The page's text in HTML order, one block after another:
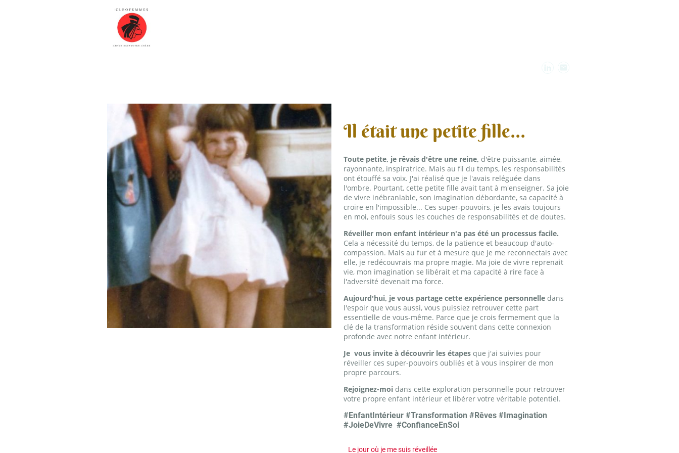
Il était une petite fille...
Toute petite, je rêvais d'être une reine, d'être puissante, aimée,
rayonnante, inspiratrice. Mais au fil du temps, les responsabilités
ont étouffé sa voix. J'ai réalisé que je l'avais reléguée dans
l'ombre. Pourtant, cette petite fille avait tant à m'enseigner. Sa joie
de vivre inébranlable, son imagination débordante, sa capacité à
croire en l'impossible... Ces super-pouvoirs, je les avais toujours
en moi, enfouis sous les couches de responsabilités et de doutes.
Réveiller mon enfant intérieur n'a pas été un processus facile.
Cela a nécessité du temps, de la patience et beaucoup d'auto-
compassion. Mais au fur et à mesure que je me reconnectais avec
elle, je redécouvrais ma propre magie. Ma joie de vivre reprenait
vie, mon imagination se libérait et ma capacité à rire face à
l'adversité devenait ma force.
Aujourd'hui, je vous partage cette expérience personnelle dans
l'espoir que vous aussi, vous puissiez retrouver cette part
essentielle de vous-même. Parce que je crois fermement que la
clé de la transformation réside souvent dans cette connexion
profonde avec notre enfant intérieur.
Je vous invite à découvrir les étapes que j'ai suivies pour
réveiller ces super-pouvoirs oubliés et à vous inspirer de mon
propre parcours.
Rejoignez-moi dans cette exploration personnelle pour retrouver
votre propre enfant intérieur et libérer votre véritable potentiel.
#EnfantIntérieur #Transformation #Rêves #Imagination
#JoieDeVivre #ConfianceEnSoi
Le jour où je me suis réveillée